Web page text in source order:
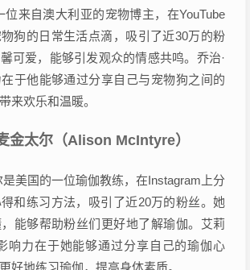
位来自澳大利亚的宠物博主，在YouTube
物狗的日常生活点滴，吸引了近30万的粉
可爱，能够引发观众的情感共鸣。乔治·
于他能够通过分享自己与宠物狗之间的
来欢乐和温暖。
金太尔（Alison McIntyre）
是美国的一位瑜伽教练，在Instagram上分
和练习方法，吸引了近20万的粉丝。她
能够帮助粉丝们更好地了解瑜伽。艾莉
响力在于她能够通过分享自己的瑜伽心
好地练习瑜伽，提高身体素质。